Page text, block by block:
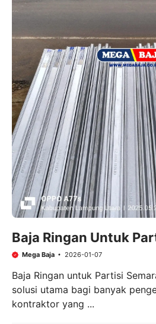
Baja Ringan Untuk
Mega Baja 2026-01-07
Baja Ringan untuk Partisi
solusi utama bagi banyak
kontraktor yang ...